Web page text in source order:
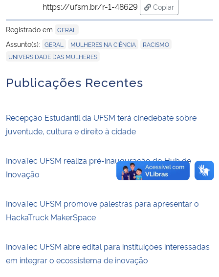
https://ufsm.br/r-1-48629
Copiar
para área de
Registrado em GERAL
Assunto(s): GERAL MULHERES NA CIÊNCIA RACISMO
UNIVERSIDADE DAS MULHERES
Publicações Recentes
Recepção Estudantil da UFSM terá cinedebate sobre
juventude, cultura e direito à cidade
InovaTec UFSM realiza pré-inauguração do Hub de
Inovação
InovaTec UFSM promove palestras para apresentar o
HackaTruck MakerSpace
InovaTec UFSM abre edital para instituições interessadas
em integrar o ecossistema de inovação